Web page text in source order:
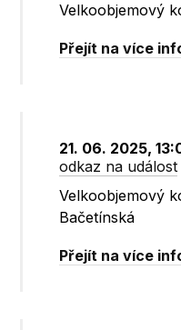
Velkoobjemový
Přejít na více
21. 06. 2025,
odkaz na událost
Velkoobjemový
Bačetínská
Přejít na více